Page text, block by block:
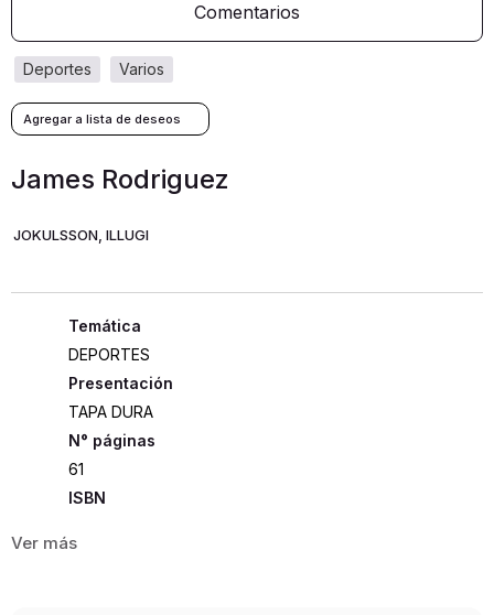
Comentarios
varios
deportes
James Rodriguez
JOKULSSON, ILLUGI
DEPORTES
Presentación
TAPA DURA
61
ISBN
Editorial